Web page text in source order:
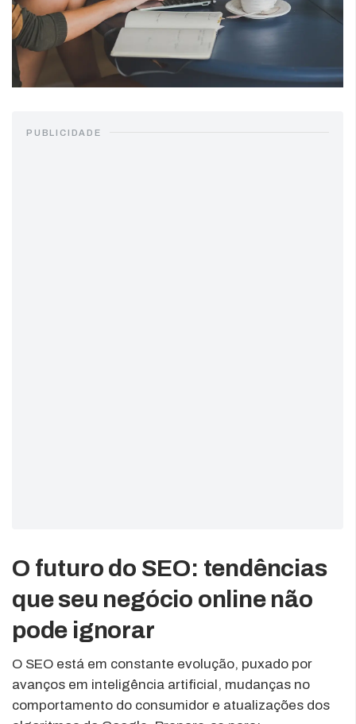
PUBLICIDADE
O futuro do SEO: tendências
que seu negócio online não
pode ignorar
O SEO está em constante evolução, puxado por
avanços em inteligência artificial, mudanças no
comportamento do consumidor e atualizações dos